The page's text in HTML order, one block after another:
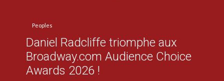
Peoples
Daniel Radcliffe triomphe aux
Broadway.com Audience Choice
Awards 2026 !